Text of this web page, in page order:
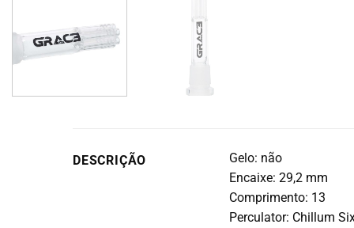
DESCRIÇÃO
Gelo: não
Encaixe: 29,2 mm
Comprimento: 13
Perculator: Chillum